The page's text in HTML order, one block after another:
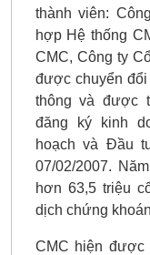
thành viên:
hợp Hệ thống
CMC, Công ty
được chuyển đổi
thông và được
đăng ký kinh
hoạch và Đầu
07/02/2007.
hơn 63,5 triệu
dịch chứng
CMC hiện được